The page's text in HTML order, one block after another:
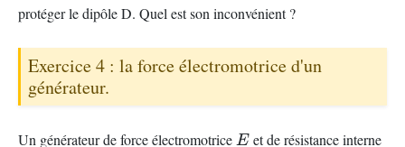
protéger le dipôle D. Quel est son inconvénient ?
Exercice 4 : la force électromotrice d'un
générateur.
Un générateur de force électromotrice E
E et de résistance interne